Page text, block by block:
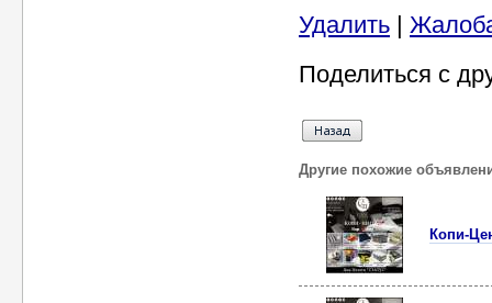
Удалить |
Поделиться с
Другие похожие
Копи-